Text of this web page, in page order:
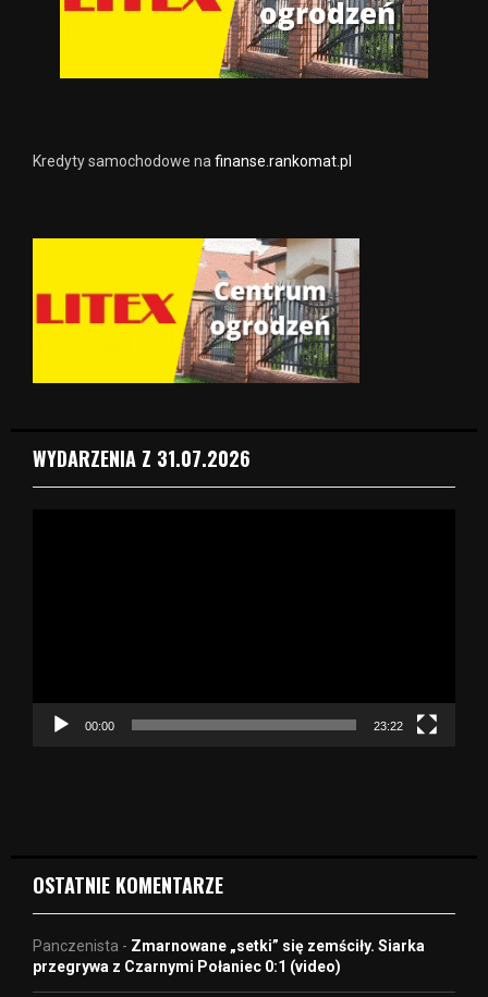
Kredyty samochodowe na finanse.rankomat.pl
WYDARZENIA Z 31.07.2026
c
00:00 23:22
OSTATNIE KOMENTARZE
Panczenista - Zmarnowane „setki” się zemściły. Siarka
przegrywa z Czarnymi Połaniec 0:1 (video)